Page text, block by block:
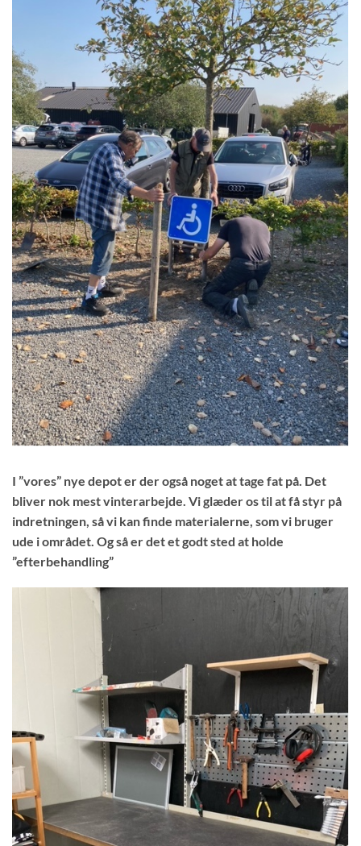
I ”vores” nye depot er der også noget at tage fat på. Det
bliver nok mest vinterarbejde. Vi glæder os til at få styr på
indretningen, så vi kan finde materialerne, som vi bruger
ude i området. Og så er det et godt sted at holde
”efterbehandling”